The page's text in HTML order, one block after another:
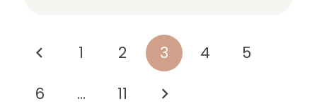
1 2 3 4 5
6 … 11